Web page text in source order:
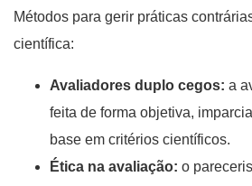
Métodos para gerir práticas
científica:
Avaliadores duplo cegos: a
feita de forma objetiva,
base em critérios científicos.
Ética na avaliação: o